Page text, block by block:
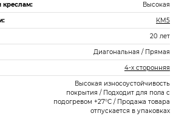
креслам:
Высокая
КМ5
20 лет
Диагональная / Прямая
4-х сторонняя
Высокая износоустойчивость
покрытия / Подходит для пола с
подогревом +27°С / Продажа товара
отпускается в упаковках